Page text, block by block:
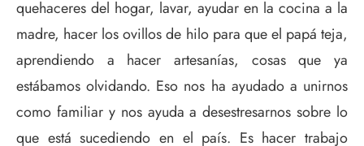
quehaceres del hogar, lavar, ayudar en la cocina a la
madre, hacer los ovillos de hilo para que el papá teja,
aprendiendo a hacer artesanías, cosas que ya
estábamos olvidando. Eso nos ha ayudado a unirnos
como familiar y nos ayuda a desestresarnos sobre lo
que está sucediendo en el país. Es hacer trabajo